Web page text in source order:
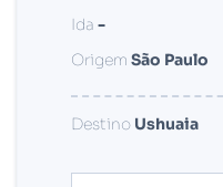
Ida -
Origem São Paulo
Destino Ushuaia